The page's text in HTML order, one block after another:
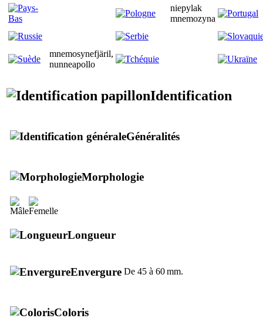
niepylak
mnemozyna
mnemosynefjäril,
nunneapollo
Identification
Généralités
Morphologie
Longueur
Envergure De 45 à 60 mm.
Coloris